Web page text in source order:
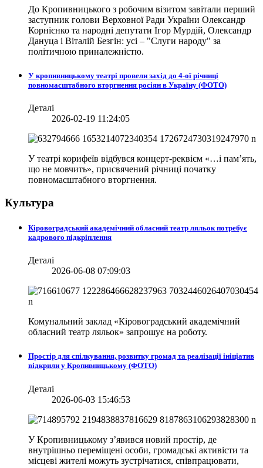
До Кропивницького з робочим візитом завітали перший
заступник голови Верховної Ради України Олександр
Корнієнко та народні депутати Ігор Мурдій, Олександр
Дануца і Віталій Безгін: усі – "Слуги народу" за
політичною приналежністю.
У кропивницькому театрі провели захід до 4-ої річниці
повномасштабного вторгнення росіян в Україну (ФОТО)
Деталі
2026-02-19 11:24:05
У театрі корифеїв відбувся концерт-реквієм «…і пам’ять,
що не мовчить», присвячений річниці початку
повномасштабного вторгнення.
Культура
Кіровоградський академічний обласний театр ляльок потребує
кадрового підкріплення
Деталі
2026-06-08 07:09:03
Комунальний заклад «Кіровоградський академічний
обласний театр ляльок» запрошує на роботу.
Простір для спілкування, розвитку громад та реалізації ініціатив
відкрили у Кропивницькому (ФОТО)
Деталі
2026-06-03 15:46:53
У Кропивницькому з’явився новий простір, де
внутрішньо переміщені особи, громадські активісти та
місцеві жителі можуть зустрічатися, співпрацювати,